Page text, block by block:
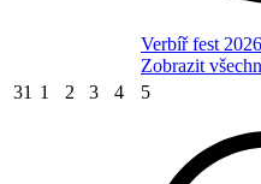
Verbíř fest 2026
Zobrazit
31 1 2 3 4 5